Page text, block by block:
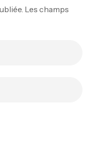
Les champs